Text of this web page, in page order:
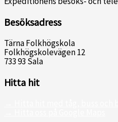
Besöksadress
Tärna Folkhögskola
Folkhögskolevägen 12
733 93 Sala
Hitta hit